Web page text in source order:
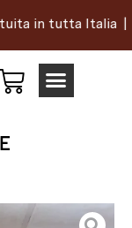
tutta Italia |